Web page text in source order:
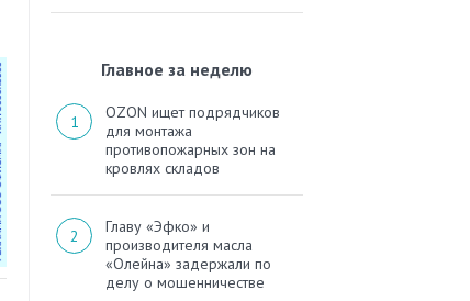
Главное за неделю
OZON ищет подрядчиков
для монтажа
противопожарных зон на
кровлях складов
Главу «Эфко» и
производителя масла
«Олейна» задержали по
делу о мошенничестве